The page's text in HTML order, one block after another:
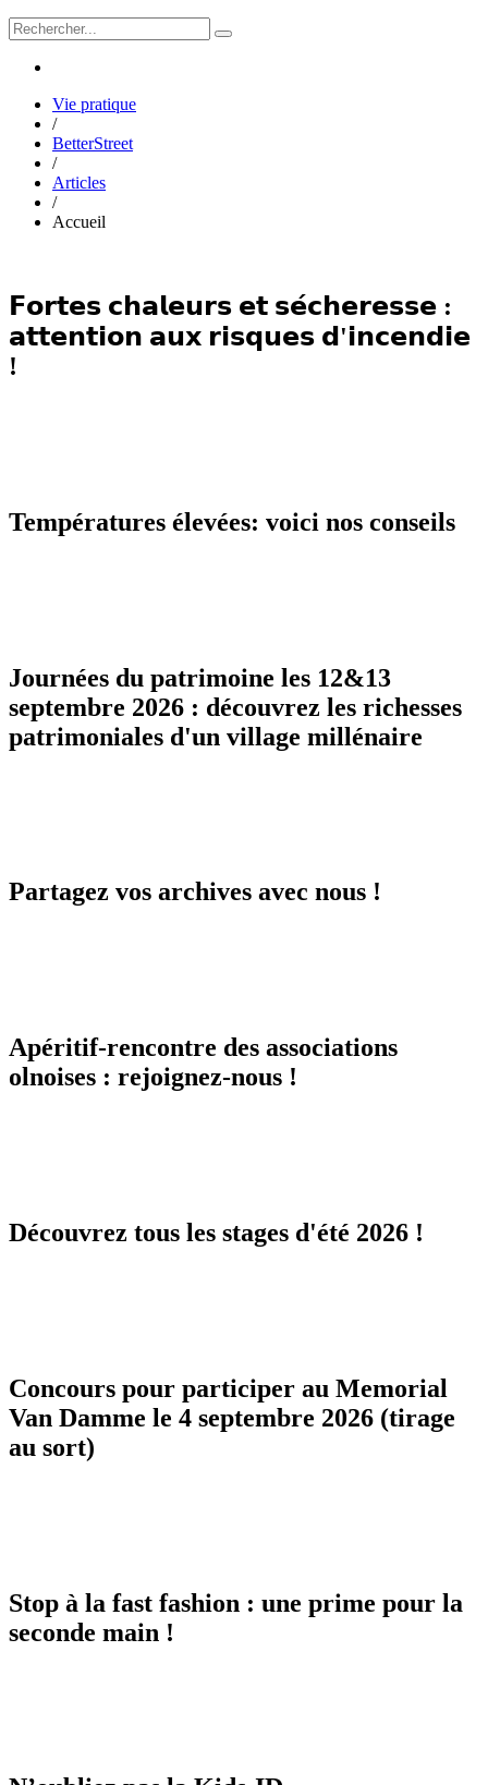
Vie pratique
/
BetterStreet
/
Articles
/
Accueil
𝗙𝗼𝗿𝘁𝗲𝘀 𝗰𝗵𝗮𝗹𝗲𝘂𝗿𝘀 𝗲𝘁 𝘀𝗲́𝗰𝗵𝗲𝗿𝗲𝘀𝘀𝗲 :
𝗮𝘁𝘁𝗲𝗻𝘁𝗶𝗼𝗻 𝗮𝘂𝘅 𝗿𝗶𝘀𝗾𝘂𝗲𝘀 𝗱'𝗶𝗻𝗰𝗲𝗻𝗱𝗶𝗲
!
Températures élevées: voici nos conseils
Journées du patrimoine les 12&13
septembre 2026 : découvrez les richesses
patrimoniales d'un village millénaire
Partagez vos archives avec nous !
Apéritif-rencontre des associations
olnoises : rejoignez-nous !
Découvrez tous les stages d'été 2026 !
Concours pour participer au Memorial
Van Damme le 4 septembre 2026 (tirage
au sort)
Stop à la fast fashion : une prime pour la
seconde main !